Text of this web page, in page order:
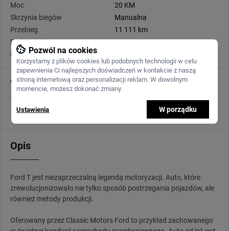
Moc
20 KM
Skrzynia biegów
Manualna
Przebieg
11 111 km
Rodzaj paliwa
Benzyna
Pojemność
Wyposażenie
więcej w opisie
Opis
Ford T jest niezaprzeczalną legendą motoryzacji. Auto, które
zrewolucjonizowało nie tylko sposób postrzegania pojazdów, ale
również metody produkcji.
Oferowany przez Classic Motors Ford to przykład zachowanego
Pozwól na cookies
Korzystamy z plików cookies lub podobnych technologii w celu
zapewnienia Ci najlepszych doświadczeń w kontakcie z naszą
stroną internetową oraz personalizacji reklam. W dowolnym
momencie, możesz dokonać zmiany.
Ustawienia W porządku